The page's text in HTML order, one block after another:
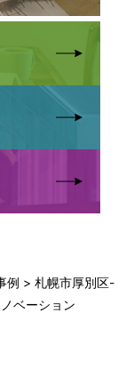
例 > 札幌市厚別区-
ベーション